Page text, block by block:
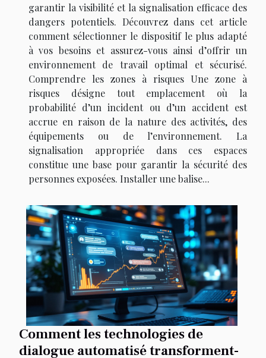
garantir la visibilité et la signalisation efficace des
dangers potentiels. Découvrez dans cet article
comment sélectionner le dispositif le plus adapté
à vos besoins et assurez-vous ainsi d’offrir un
environnement de travail optimal et sécurisé.
Comprendre les zones à risques Une zone à
risques désigne tout emplacement où la
probabilité d’un incident ou d’un accident est
accrue en raison de la nature des activités, des
équipements ou de l’environnement. La
signalisation appropriée dans ces espaces
constitue une base pour garantir la sécurité des
personnes exposées. Installer une balise...
Comment les technologies de
dialogue automatisé transforment-